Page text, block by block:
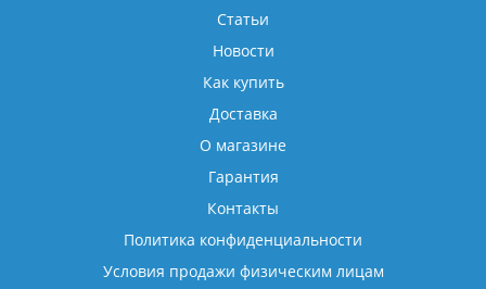
Статьи
Новости
Как купить
Доставка
О магазине
Гарантия
Контакты
Политика конфиденциальности
Условия продажи физическим лицам